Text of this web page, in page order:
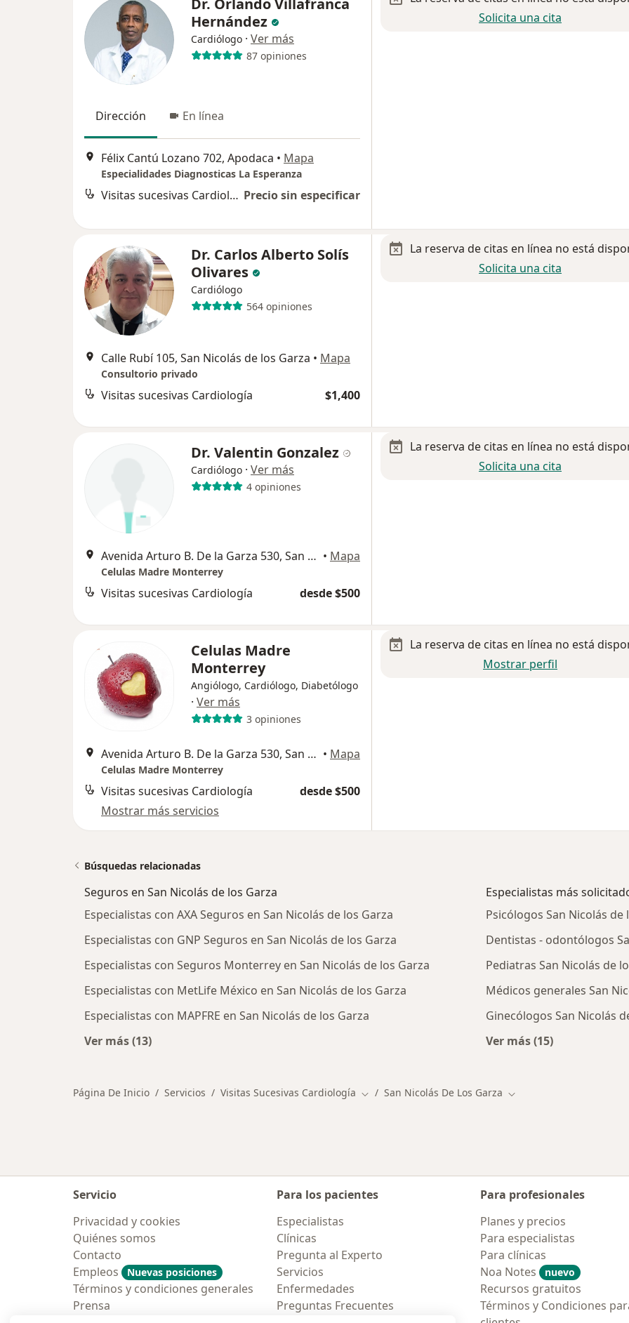
Dr. Orlando Villafranca
Hernández
Cardiólogo · Ver más
87 opiniones
Dirección En línea
Félix Cantú Lozano 702, Apodaca • Mapa
Especialidades Diagnosticas La Esperanza
Visitas sucesivas Cardiología Precio sin especificar
Solicita una cita
Dr. Carlos Alberto Solís
Olivares
Cardiólogo
564 opiniones
Calle Rubí 105, San Nicolás de los Garza • Mapa
Consultorio privado
Visitas sucesivas Cardiología $1,400
La reserva de citas en línea no está
Solicita una cita
Dr. Valentin Gonzalez
Cardiólogo · Ver más
4 opiniones
Avenida Arturo B. De la Garza 530, San Nicolás de los Garza • Mapa
Celulas Madre Monterrey
Visitas sucesivas Cardiología desde $500
La reserva de citas en línea no está
Solicita una cita
Celulas Madre
Monterrey
Angiólogo, Cardiólogo, Diabetólogo
· Ver más
3 opiniones
Avenida Arturo B. De la Garza 530, San Nicolás de los Garza • Mapa
Celulas Madre Monterrey
Visitas sucesivas Cardiología
desde $500
Mostrar más servicios
La reserva de citas en línea no está
Mostrar perfil
Búsquedas relacionadas
Seguros en San Nicolás de los Garza
Especialistas con AXA Seguros en San Nicolás de los Garza
Especialistas con GNP Seguros en San Nicolás de los Garza
Especialistas con Seguros Monterrey en San Nicolás de los Garza
Especialistas con MetLife México en San Nicolás de los Garza
Especialistas con MAPFRE en San Nicolás de los Garza
Ver más (13)
Especialistas más
Psicólogos San Nicolás de
Dentistas - odontólogos
Pediatras San Nicolás de
Médicos generales San
Ginecólogos San Nicolás
Ver más (15)
Página De Inicio Servicios Visitas Sucesivas Cardiología Cambiar de ciudad
San Nicolás De Los Garza Cambiar de ciudad
Servicio
Privacidad y cookies
Quiénes somos
Contacto
Empleos
Nuevas posiciones
Términos y condiciones generales
Prensa
Para los pacientes
Especialistas
Clínicas
Pregunta al Experto
Servicios
Enfermedades
Preguntas Frecuentes
Para profesionales
Planes y precios
Para especialistas
Para clínicas
Noa Notes
nuevo
Recursos gratuitos
Términos y Condiciones